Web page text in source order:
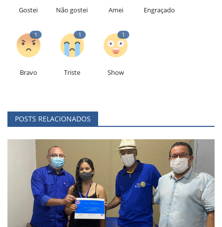
Gostei Não gostei Amei Engraçado
1
Bravo
1
Triste
1
Show
POSTS RELACIONADOS